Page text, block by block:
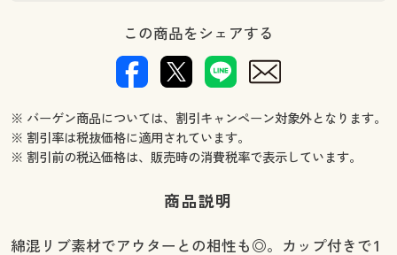
この商品をシェアする
※ バーゲン商品については、割引キャンペーン対象外となります。
※ 割引率は税抜価格に適用されています。
※ 割引前の税込価格は、販売時の消費税率で表示しています。
商品説明
綿混リブ素材でアウターとの相性も◎。カップ付きで1